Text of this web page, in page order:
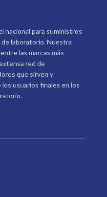
nacional para suministros
laboratorio. Nuestra
las marcas más
red de
que sirven y
usuarios finales en los